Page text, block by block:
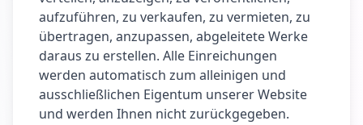
aufzuführen, zu verkaufen, zu vermieten, zu
übertragen, anzupassen, abgeleitete Werke
daraus zu erstellen. Alle Einreichungen
werden automatisch zum alleinigen und
ausschließlichen Eigentum unserer Website
und werden Ihnen nicht zurückgegeben.